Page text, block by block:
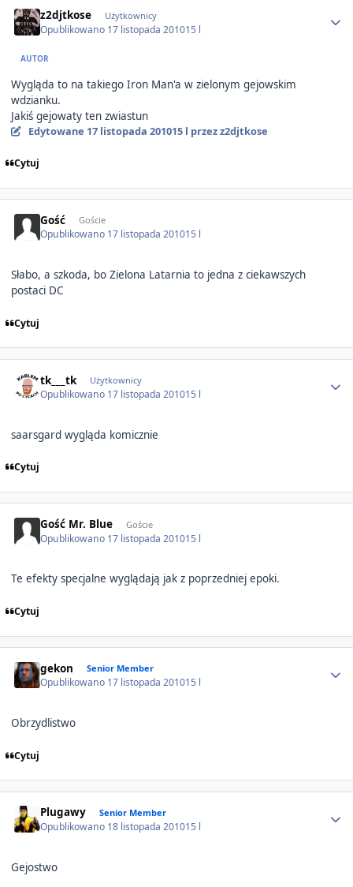
z2djtkose Użytkownicy
Opublikowano 17 listopada 201015 l
AUTOR
Wygląda to na takiego Iron Man'a w zielonym gejowskim
wdzianku.
Jakiś gejowaty ten zwiastun
Edytowane 17 listopada 201015 l przez z2djtkose
Cytuj
Gość Goście
Opublikowano 17 listopada 201015 l
Słabo, a szkoda, bo Zielona Latarnia to jedna z ciekawszych
postaci DC
Cytuj
tk___tk Użytkownicy
Opublikowano 17 listopada 201015 l
saarsgard wygląda komicznie
Cytuj
Gość Mr. Blue Goście
Opublikowano 17 listopada 201015 l
Te efekty specjalne wyglądają jak z poprzedniej epoki.
Cytuj
gekon Senior Member
Opublikowano 17 listopada 201015 l
Obrzydlistwo
Cytuj
Plugawy Senior Member
Opublikowano 18 listopada 201015 l
Gejostwo